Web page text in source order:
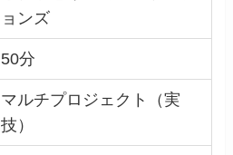
ョンズ
50分
マルチプロジェクト（実
技）